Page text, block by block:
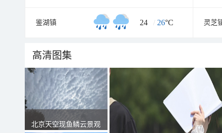
鉴湖镇 24 / 26°C 灵芝
高清图集
北京天空现鱼鳞云景观